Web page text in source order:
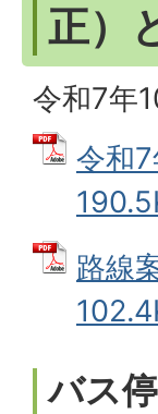
正）
令和7年
令和
路線
バス